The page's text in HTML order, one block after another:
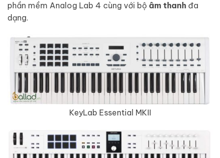
phần mềm Analog Lab 4 cùng với bộ âm thanh đa
dạng.
KeyLab Essential MKII